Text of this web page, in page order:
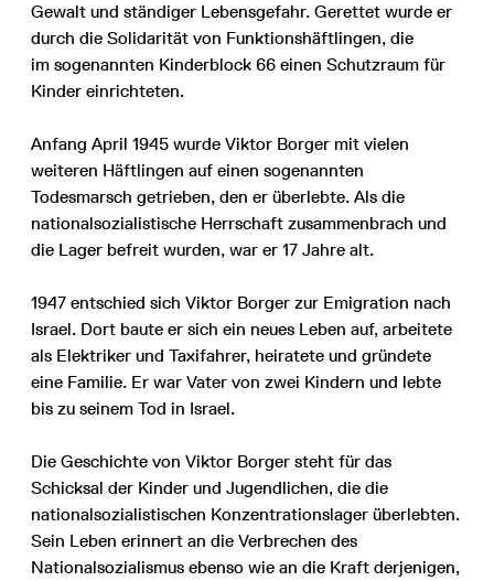
Gewalt und ständiger Lebensgefahr. Gerettet wurde er
durch die Solidarität von Funktionshäftlingen, die
im sogenannten Kinderblock 66 einen Schutzraum für
Kinder einrichteten.
Anfang April 1945 wurde Viktor Borger mit vielen
weiteren Häftlingen auf einen sogenannten
Todesmarsch getrieben, den er überlebte. Als die
nationalsozialistische Herrschaft zusammenbrach und
die Lager befreit wurden, war er 17 Jahre alt.
1947 entschied sich Viktor Borger zur Emigration nach
Israel. Dort baute er sich ein neues Leben auf, arbeitete
als Elektriker und Taxifahrer, heiratete und gründete
eine Familie. Er war Vater von zwei Kindern und lebte
bis zu seinem Tod in Israel.
Die Geschichte von Viktor Borger steht für das
Schicksal der Kinder und Jugendlichen, die die
nationalsozialistischen Konzentrationslager überlebten.
Sein Leben erinnert an die Verbrechen des
Nationalsozialismus ebenso wie an die Kraft derjenigen,